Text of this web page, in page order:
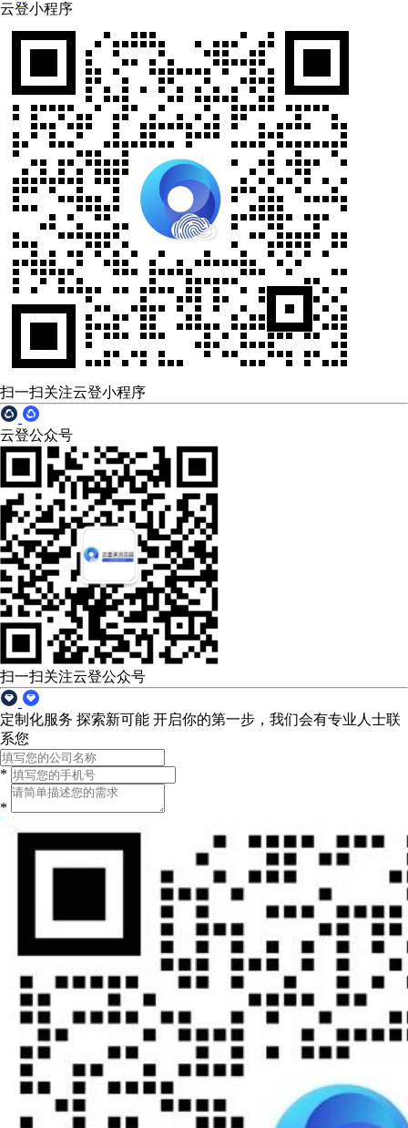
云登小程序
扫一扫关注云登小程序
云登公众号
扫一扫关注云登公众号
定制化服务 探索新可能 开启你的第一步，我们会有专业人士联
系您
*
*